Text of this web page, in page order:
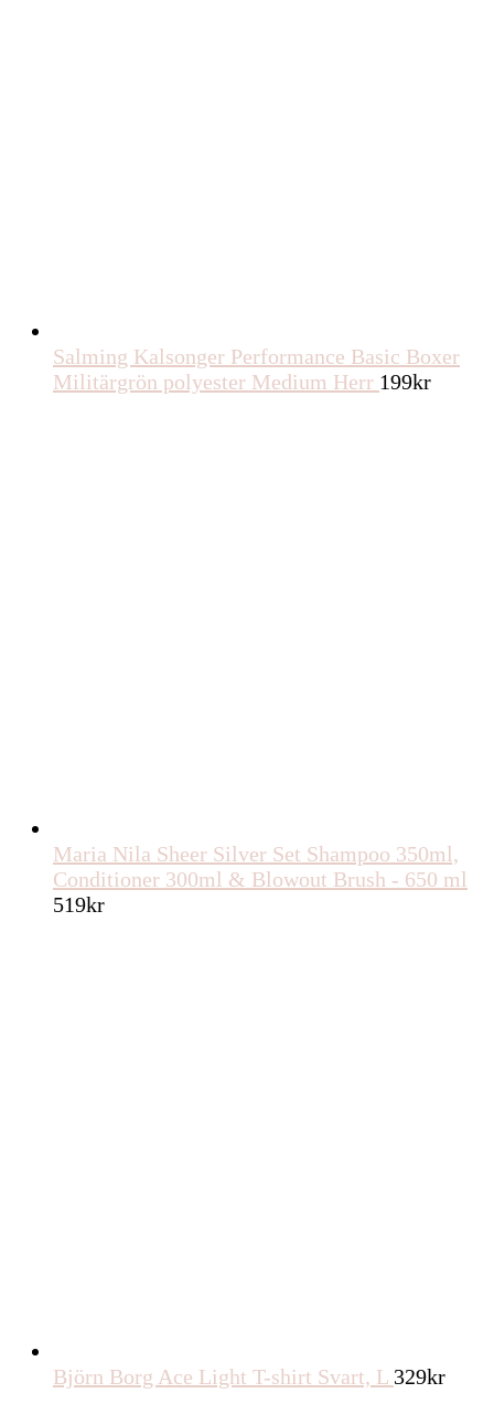
Salming Kalsonger Performance Basic Boxer
Militärgrön polyester Medium Herr 199kr
Maria Nila Sheer Silver Set Shampoo 350ml,
Conditioner 300ml & Blowout Brush - 650 ml
519kr
Björn Borg Ace Light T-shirt Svart, L 329kr